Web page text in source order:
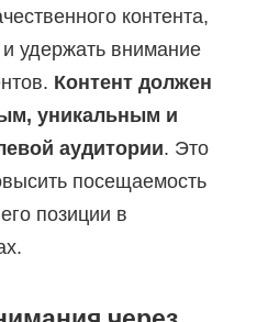
контента,
удержать внимание
Контент должен
уникальным и
аудитории. Это
посещаемость
позиции в